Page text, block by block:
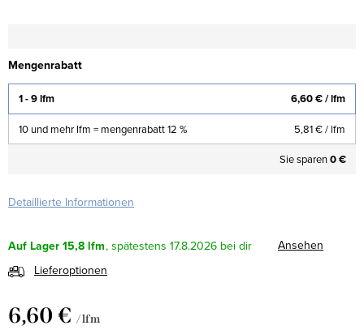
Mengenrabatt
1 - 9 lfm 6,60 €/ lfm
10 und mehr lfm = mengenrabatt 12 % 5,81 €/ lfm
Sie sparen0 €
Detaillierte Informationen
Auf Lager15,8 lfm 17.8.2026
Ansehen
Lieferoptionen
6,60 € / lfm